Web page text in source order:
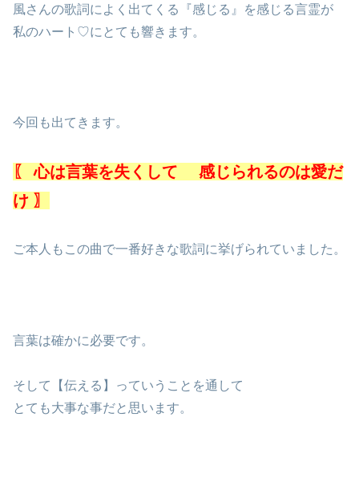
風さんの歌詞によく出てくる『感じる』を感じる言霊が
私のハート♡にとても響きます。
今回も出てきます。
〖 心は言葉を失くして 感じられるのは愛だ
け 〗
ご本人もこの曲で一番好きな歌詞に挙げられていました。
言葉は確かに必要です。
そして【伝える】っていうことを通して
とても大事な事だと思います。